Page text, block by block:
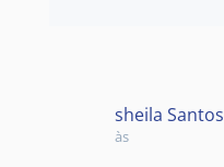
sheila Santos
às